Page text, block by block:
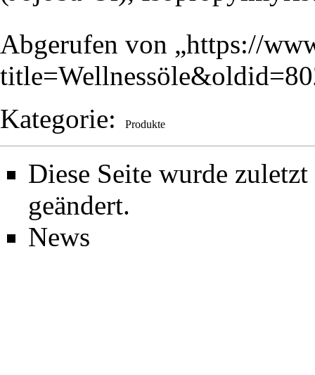
Abgerufen von „https://
Kategorie: Produkte
Diese Seite wurde
geändert.
News